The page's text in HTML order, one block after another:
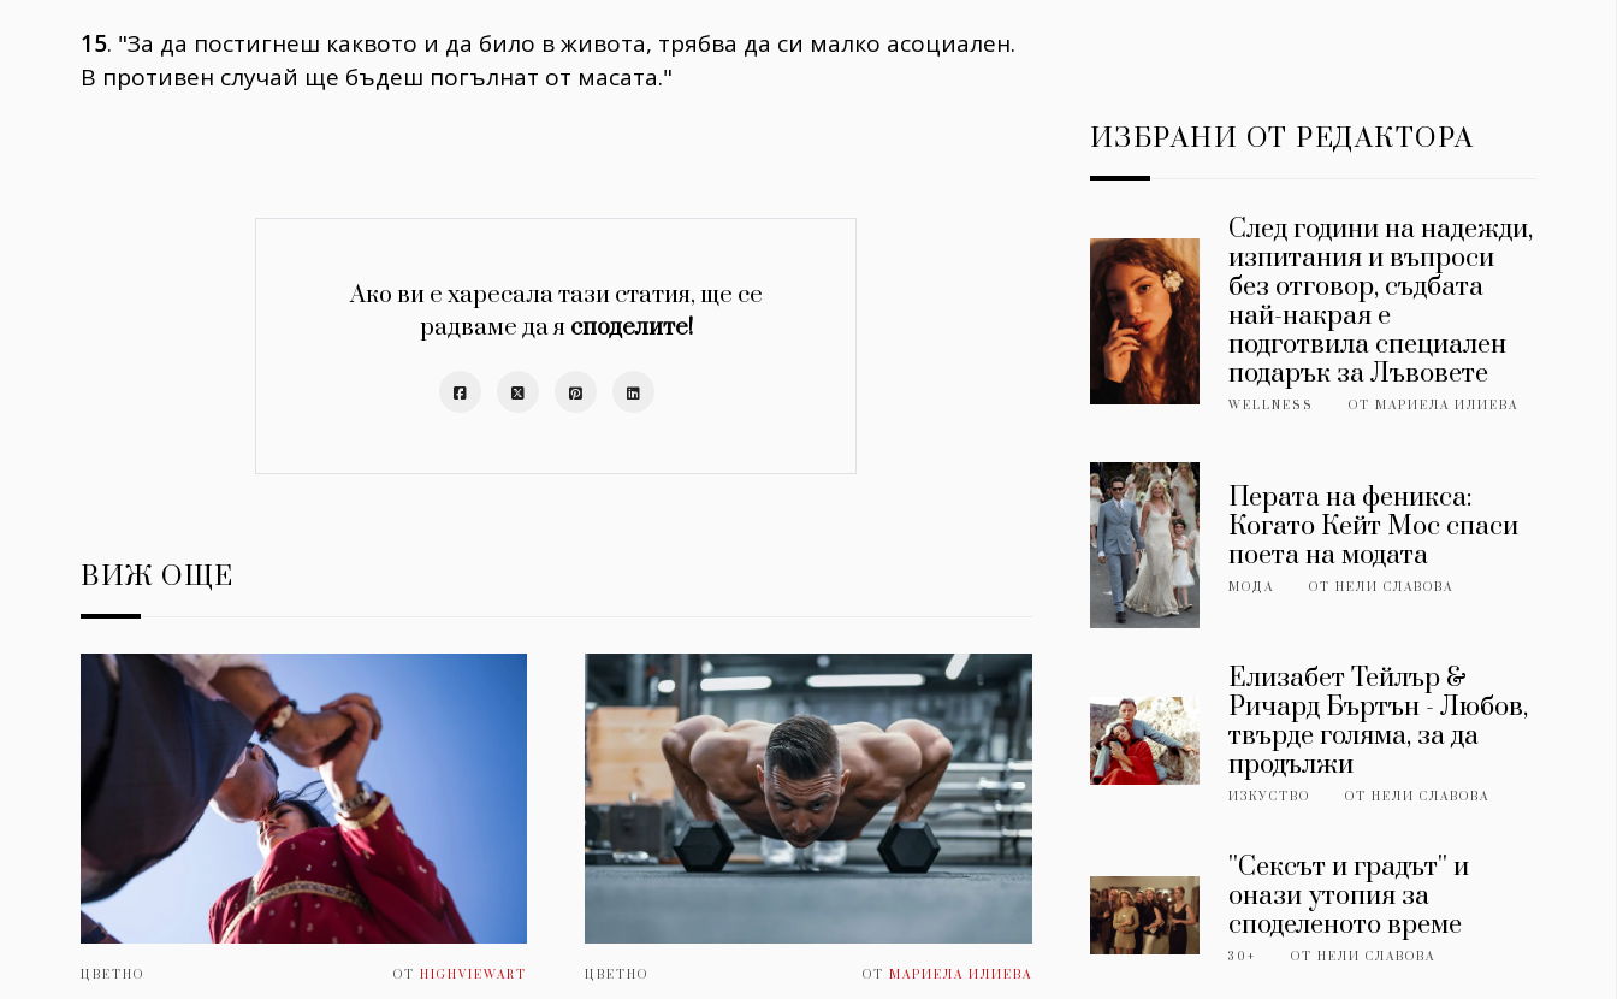
15. "За да постигнеш каквото и да било в живота, трябва да си малко асоциален.
В противен случай ще бъдеш погълнат от масата."
Ако ви е харесала тази статия, ще се
радваме да я споделите!
ВИЖ ОЩЕ
ЦВЕТНО ОТHIGHVIEWART ЦВЕТНО ОТ МАРИЕЛА ИЛИЕВА
ИЗБРАНИ ОТ РЕДАКТОРА
След години на надежди,
изпитания и въпроси
без отговор, съдбата
най-накрая е
подготвила специален
подарък за Лъвовете
WELLNESS ОТМАРИЕЛА ИЛИЕВА
Перата на феникса:
Когато Кейт Мос спаси
поета на модата
МОДА ОТНЕЛИ СЛАВОВА
Елизабет Тейлър &
Ричард Бъртън - Любов,
твърде голяма, за да
продължи
ИЗКУСТВО ОТНЕЛИ СЛАВОВА
''Сексът и градът'' и
онази утопия за
споделеното време
30+ ОТНЕЛИ СЛАВОВА